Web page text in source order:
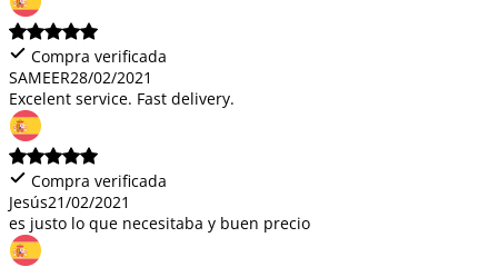
Compra verificada
SAMEER28/02/2021
Excelent service. Fast delivery.
Compra verificada
Jesús21/02/2021
es justo lo que necesitaba y buen precio